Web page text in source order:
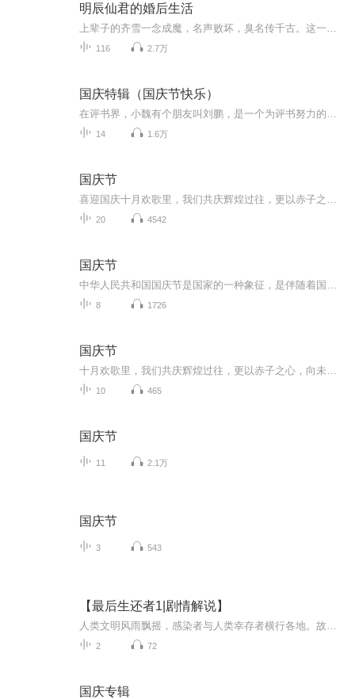
明辰仙君的婚后生活
116 2.7万
国庆特辑（国庆节快乐）
14 1.6万
国庆节
20 4542
国庆节
8 1726
国庆节
10 465
国庆节
11 2.1万
国庆节
3 543
【最后生还者1|剧情解说】
2 72
国庆专辑